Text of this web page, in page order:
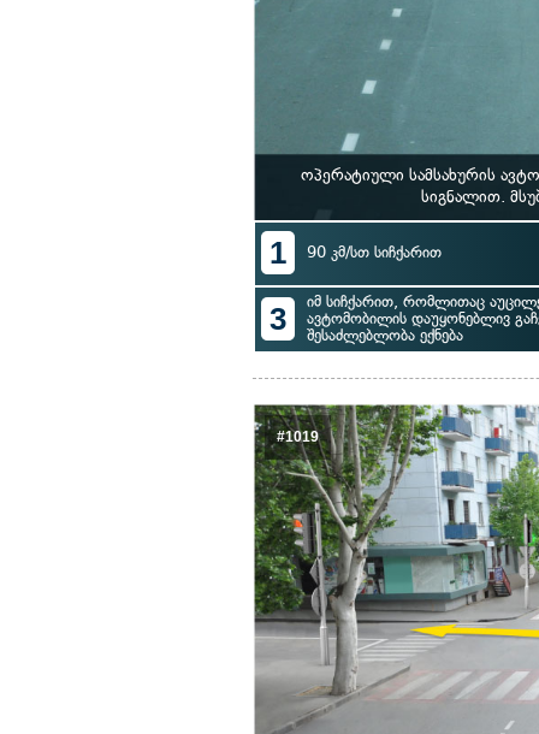
ოპერატიული სამსახურის
სიგნალით.
1 90 კმ/სთ სიჩქარით
3
იმ სიჩქარით, რომლითაც
ავტომობილის დაუყონებლივ
შესაძლებლობა ექნება
#1019